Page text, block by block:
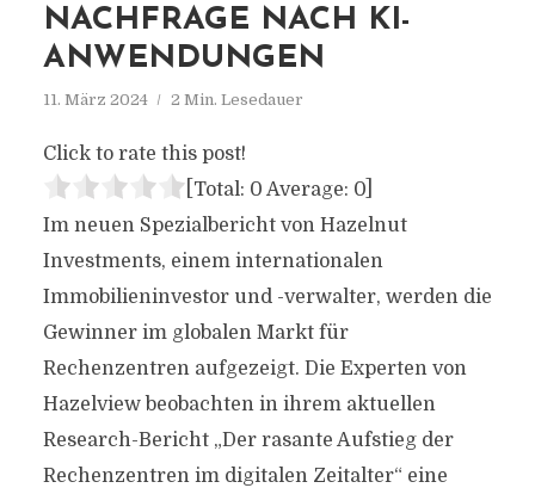
NACHFRAGE NACH KI-
ANWENDUNGEN
11. März 2024 2 Min. Lesedauer
Click to rate this post!
[Total: 0 Average: 0]
Im neuen Spezialbericht von Hazelnut
Investments, einem internationalen
Immobilieninvestor und -verwalter, werden die
Gewinner im globalen Markt für
Rechenzentren aufgezeigt. Die Experten von
Hazelview beobachten in ihrem aktuellen
Research-Bericht „Der rasante Aufstieg der
Rechenzentren im digitalen Zeitalter“ eine